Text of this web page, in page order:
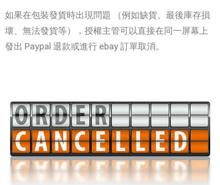
如果在包裝發貨時出現問題 （例如缺貨、最後庫存損
壞、無法發貨等），授權主管可以直接在同一屏幕上
發出 Paypal 退款或進行 ebay 訂單取消。